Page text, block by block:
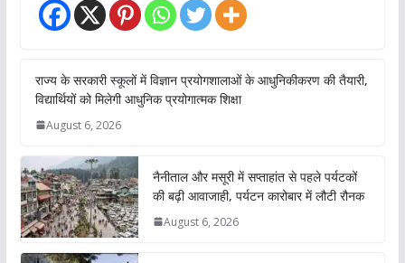
राज्य के सरकारी स्कूलों में विज्ञान प्रयोगशालाओं के आधुनिकीकरण की तैयारी,
विद्यार्थियों को मिलेगी आधुनिक प्रयोगात्मक शिक्षा
August 6, 2026
नैनीताल और मसूरी में सप्ताहांत से पहले पर्यटकों
की बढ़ी आवाजाही, पर्यटन कारोबार में लौटी रौनक
August 6, 2026